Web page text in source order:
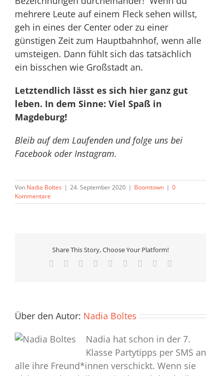
mehrere Leute auf einem Fleck sehen willst,
geh in eines der Center oder zu einer
günstigen Zeit zum Hauptbahnhof, wenn alle
umsteigen. Dann fühlt sich das tatsächlich
ein bisschen wie Großstadt an.
Letztendlich lässt es sich hier ganz gut
leben. In dem Sinne: Viel Spaß in
Magdeburg!
Bleib auf dem Laufenden und folge uns bei
Facebook oder Instagram.
Von Nadia Boltes | 24. September 2020 | Boomtown | 0
Kommentare
Share This Story, Choose Your Platform!
Facebook Reddit LinkedInWhatsApp
TumblrPinterest
Über den Autor: Nadia Boltes
Nadia hat schon in der 7.
Klasse Partytipps per SMS an
alle ihre Freund*innen verschickt. Wenn sie